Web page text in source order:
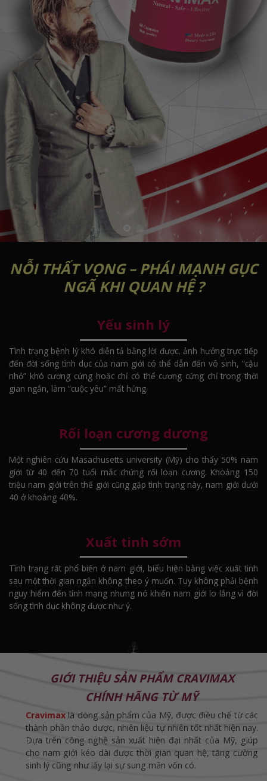
NỖI THẤT VỌNG – PHÁI MẠNH GỤC
NGÃ KHI QUAN HỆ ?
Yếu sinh lý
Tình trạng bệnh lý khó diễn tả bằng lời được, ảnh hưởng trực tiếp
đến đời sống tình dục của nam giới có thể dẫn đến vô sinh, “cậu
nhỏ” khó cương cứng hoặc chỉ có thể cương cứng chỉ trong thời
gian ngắn, làm “cuộc yêu” mất hứng.
Rối loạn cương dương
Một nghiên cứu Masachusetts university (Mỹ) cho thấy 50% nam
giới từ 40 đến 70 tuổi mắc chứng rối loạn cương. Khoảng 150
triệu nam giới trên thế giới cũng gặp tình trạng này, nam giới dưới
40 ở khoảng 40%.
Xuất tinh sớm
Tình trạng rất phổ biến ở nam giới, biểu hiện bằng việc xuất tinh
sau một thời gian ngắn không theo ý muốn. Tuy không phải bệnh
nguy hiểm đến tính mạng nhưng nó khiến nam giới lo lắng vì đời
sống tình dục không được như ý.
GIỚI THIỆU SẢN PHẨM CRAVIMAX
CHÍNH HÃNG TỪ MỸ
Cravimax là dòng sản phẩm của Mỹ, được điều chế từ các
thành phần thảo dược, nhiên liệu tự nhiên tốt nhất hiện nay.
Dựa trên công nghệ sản xuất hiện đại nhất của Mỹ, giúp
cho nam giới kéo dài được thời gian quan hệ, tăng cường
sinh lý cũng như lấy lại sự sung mãn vốn có.